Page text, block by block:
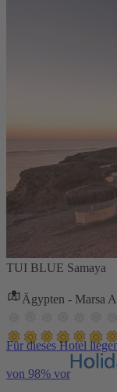
TUI BLUE Samaya
Ägypten - Marsa
Für dieses Hotel
von 98% vor